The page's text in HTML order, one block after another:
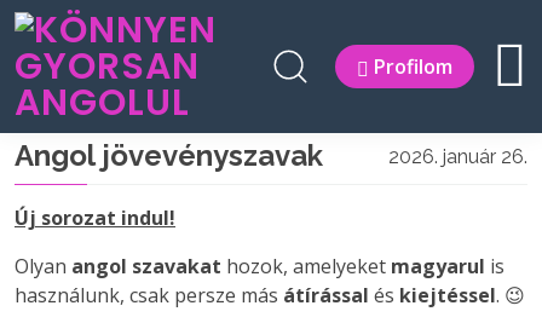
Profilom
Angol jövevényszavak 2026. január 26.
Új sorozat indul!
Olyan angol szavakat hozok, amelyeket magyarul is
használunk, csak persze más átírással és kiejtéssel. 😉